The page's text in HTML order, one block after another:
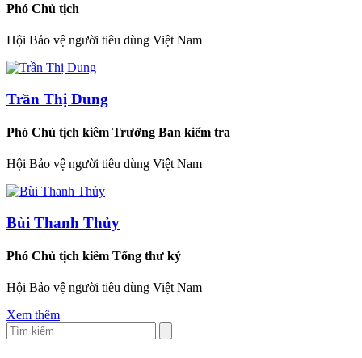
Phó Chủ tịch
Hội Bảo vệ người tiêu dùng Việt Nam
Trần Thị Dung
Phó Chủ tịch kiêm Trưởng Ban kiểm tra
Hội Bảo vệ người tiêu dùng Việt Nam
Bùi Thanh Thủy
Phó Chủ tịch kiêm Tổng thư ký
Hội Bảo vệ người tiêu dùng Việt Nam
Xem thêm